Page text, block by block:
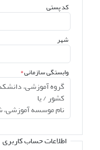
کد پستی
شهر
وابستگی سازمانی*
اطلاعات حساب کاربری